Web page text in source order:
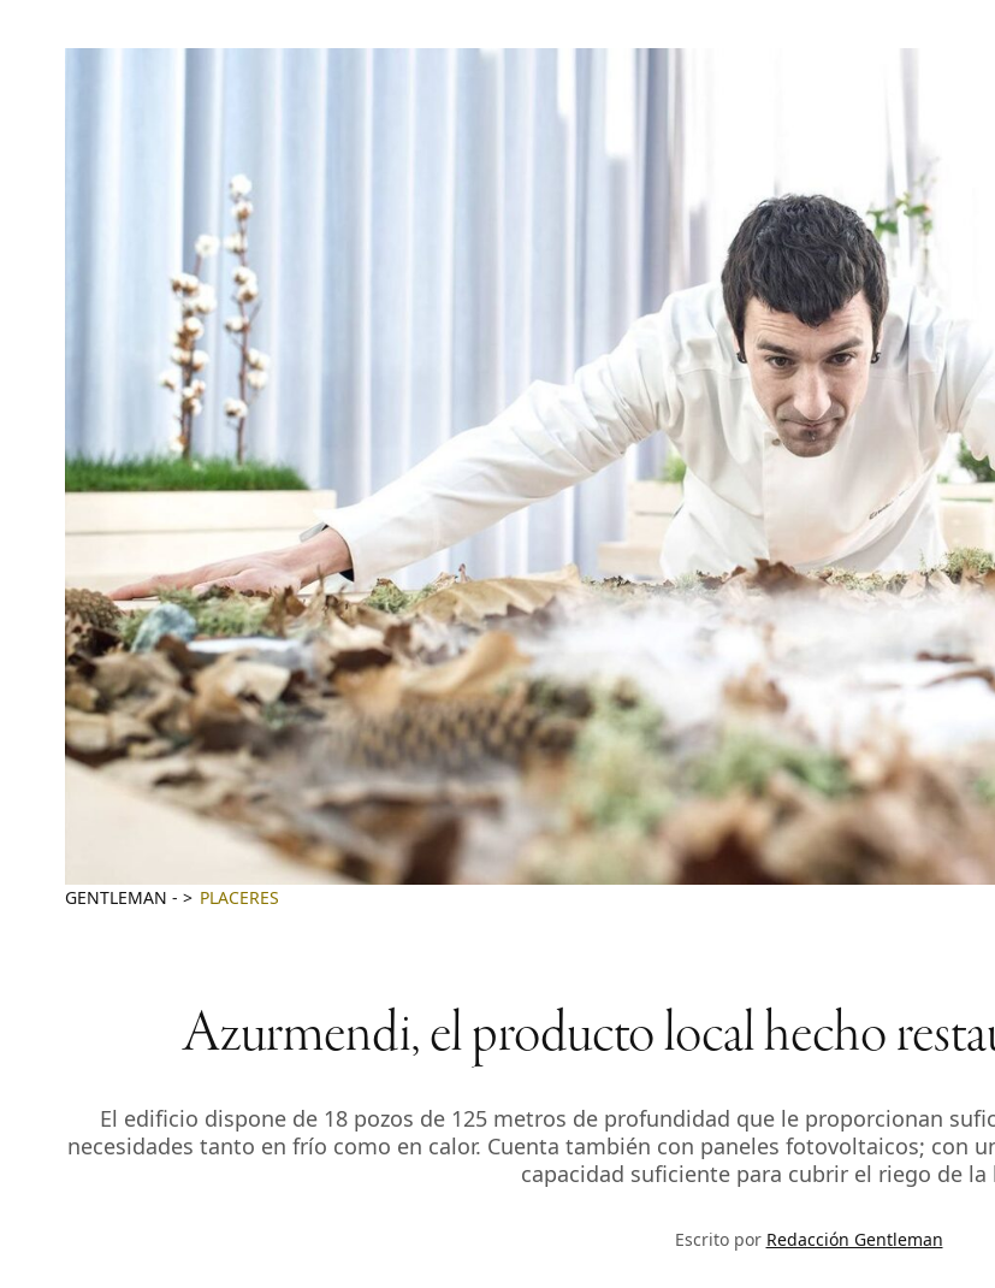
GENTLEMAN - PLACERES
Azurmendi, el producto local hecho
El edificio dispone de 18 pozos de 125 metros de profundidad que le proporcionan
necesidades tanto en frío como en calor. Cuenta también con paneles fotovoltaicos; con
capacidad suficiente para cubrir el riego de
Escrito por Redacción Gentleman